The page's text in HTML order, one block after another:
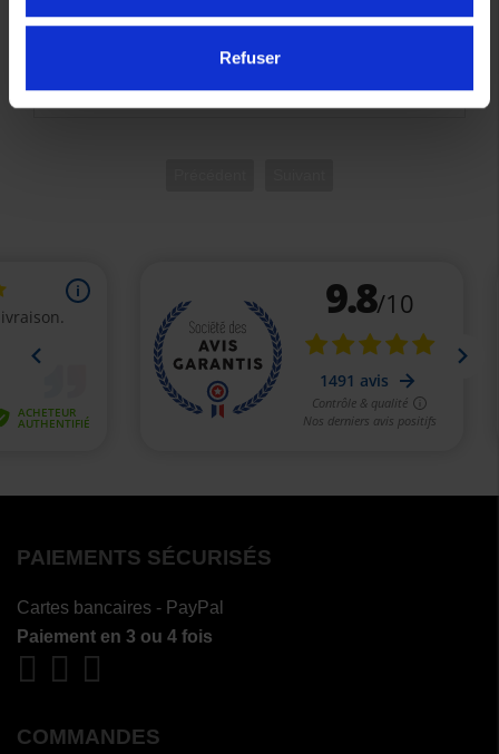
Refuser
39,00 € -50% 19,50 €
PAIEMENTS SÉCURISÉS
Cartes bancaires - PayPal
Paiement en 3 ou 4 fois
COMMANDES